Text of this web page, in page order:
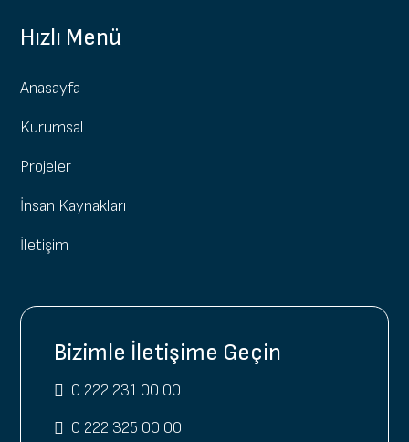
Hızlı Menü
Anasayfa
Kurumsal
Projeler
İnsan Kaynakları
İletişim
Bizimle İletişime Geçin
0 222 231 00 00
0 222 325 00 00